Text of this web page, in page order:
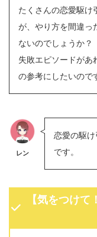
たくさんの恋愛駆け
が、やり方を間違っ
ないのでしょうか？
失敗エピソードがあ
の参考にしたいので
レン
恋愛の駆
です。
【気をつけ